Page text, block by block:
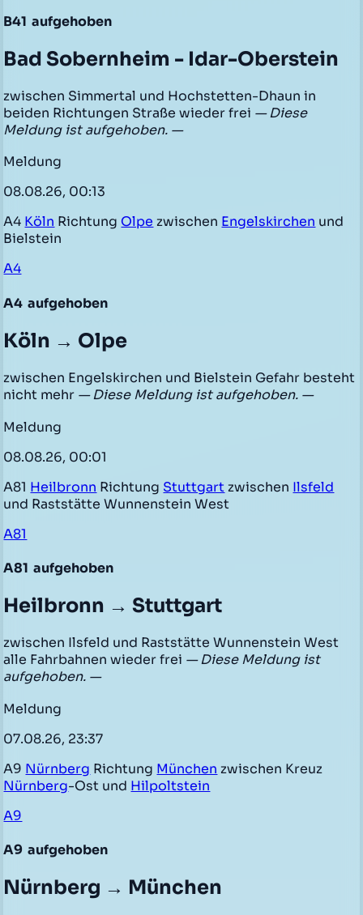
B41 aufgehoben
Bad Sobernheim - Idar-Oberstein
zwischen Simmertal und Hochstetten-Dhaun in
beiden Richtungen Straße wieder frei — Diese
Meldung ist aufgehoben. —
Meldung
08.08.26, 00:13
A4 Köln Richtung Olpe zwischen Engelskirchen und
Bielstein
A4
A4 aufgehoben
Köln → Olpe
zwischen Engelskirchen und Bielstein Gefahr besteht
nicht mehr — Diese Meldung ist aufgehoben. —
Meldung
08.08.26, 00:01
A81 Heilbronn Richtung Stuttgart zwischen Ilsfeld
und Raststätte Wunnenstein West
A81
A81 aufgehoben
Heilbronn → Stuttgart
zwischen Ilsfeld und Raststätte Wunnenstein West
alle Fahrbahnen wieder frei — Diese Meldung ist
aufgehoben. —
Meldung
07.08.26, 23:37
A9 Nürnberg Richtung München zwischen Kreuz
Nürnberg-Ost und Hilpoltstein
A9
A9 aufgehoben
Nürnberg → München